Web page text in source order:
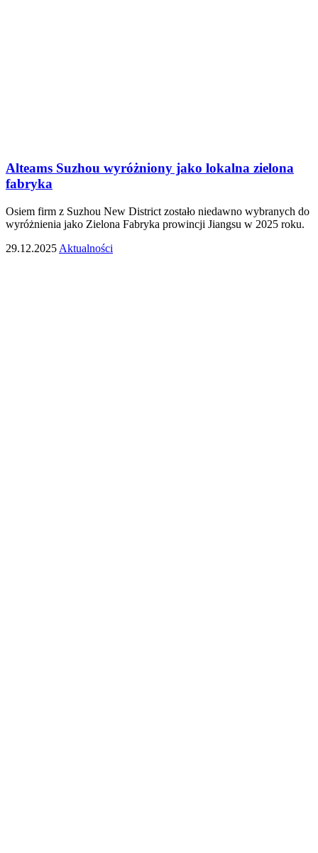
Alteams Suzhou wyróżniony jako lokalna zielona
fabryka
Osiem firm z Suzhou New District zostało niedawno wybranych do
wyróżnienia jako Zielona Fabryka prowincji Jiangsu w 2025 roku.
29.12.2025 Aktualności